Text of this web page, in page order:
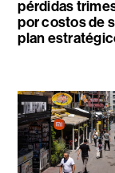
pérdidas
por costos de
plan